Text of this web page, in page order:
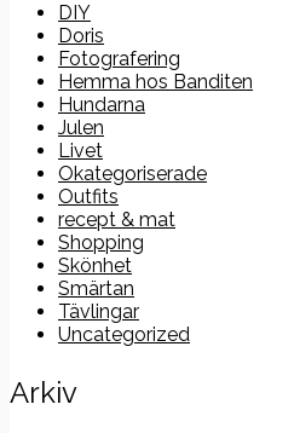
DIY
Doris
Fotografering
Hemma hos Banditen
Hundarna
Julen
Livet
Okategoriserade
Outfits
recept & mat
Shopping
Skönhet
Smärtan
Tävlingar
Uncategorized
Arkiv